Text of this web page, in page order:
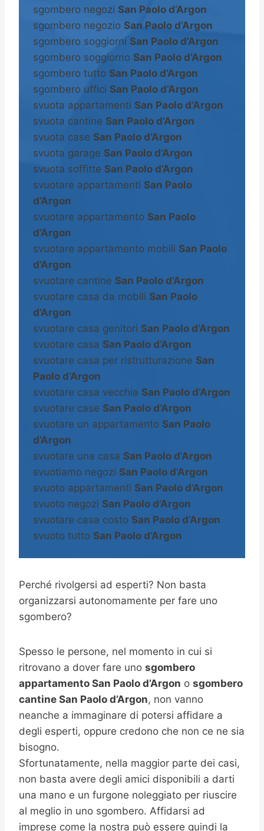
sgombero negozi San Paolo d’Argon
sgombero negozio San Paolo d’Argon
sgombero soggiorni San Paolo d’Argon
sgombero soggiorno San Paolo d’Argon
sgombero tutto San Paolo d’Argon
sgombero uffici San Paolo d’Argon
svuota appartamenti San Paolo d’Argon
svuota cantine San Paolo d’Argon
svuota case San Paolo d’Argon
svuota garage San Paolo d’Argon
svuota soffitte San Paolo d’Argon
svuotare appartamenti San Paolo
d’Argon
svuotare appartamento San Paolo
d’Argon
svuotare appartamento mobili San Paolo
d’Argon
svuotare cantine San Paolo d’Argon
svuotare casa da mobili San Paolo
d’Argon
svuotare casa genitori San Paolo d’Argon
svuotare casa San Paolo d’Argon
svuotare casa per ristrutturazione San
Paolo d’Argon
svuotare casa vecchia San Paolo d’Argon
svuotare case San Paolo d’Argon
svuotare un appartamento San Paolo
d’Argon
svuotare una casa San Paolo d’Argon
svuotiamo negozi San Paolo d’Argon
svuoto appartamenti San Paolo d’Argon
svuoto negozi San Paolo d’Argon
svuotare casa costo San Paolo d’Argon
svuoto tutto San Paolo d’Argon
Perché rivolgersi ad esperti? Non basta
organizzarsi autonomamente per fare uno
sgombero?
Spesso le persone, nel momento in cui si
ritrovano a dover fare uno sgombero
appartamento San Paolo d’Argon o sgombero
cantine San Paolo d’Argon, non vanno
neanche a immaginare di potersi affidare a
degli esperti, oppure credono che non ce ne sia
bisogno.
Sfortunatamente, nella maggior parte dei casi,
non basta avere degli amici disponibili a darti
una mano e un furgone noleggiato per riuscire
al meglio in uno sgombero. Affidarsi ad
imprese come la nostra può essere quindi la